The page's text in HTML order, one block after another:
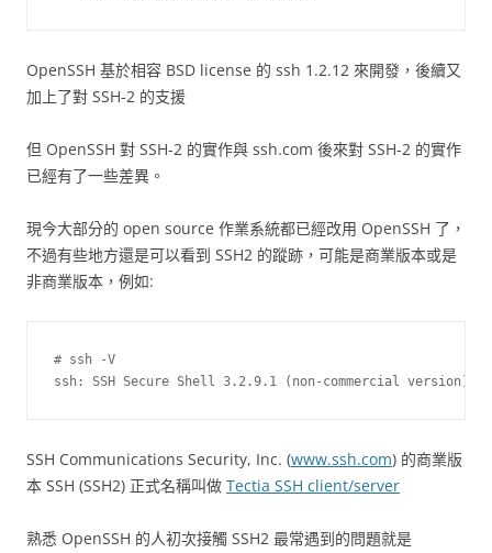
OpenSSH 基於相容 BSD license 的 ssh 1.2.12 來開發，後續又
加上了對 SSH-2 的支援
但 OpenSSH 對 SSH-2 的實作與 ssh.com 後來對 SSH-2 的實作
已經有了一些差異。
現今大部分的 open source 作業系統都已經改用 OpenSSH 了，
不過有些地方還是可以看到 SSH2 的蹤跡，可能是商業版本或是
非商業版本，例如:
# ssh -V
SSH Communications Security, Inc. (www.ssh.com) 的商業版
本 SSH (SSH2) 正式名稱叫做 Tectia SSH client/server
熟悉 OpenSSH 的人初次接觸 SSH2 最常遇到的問題就是